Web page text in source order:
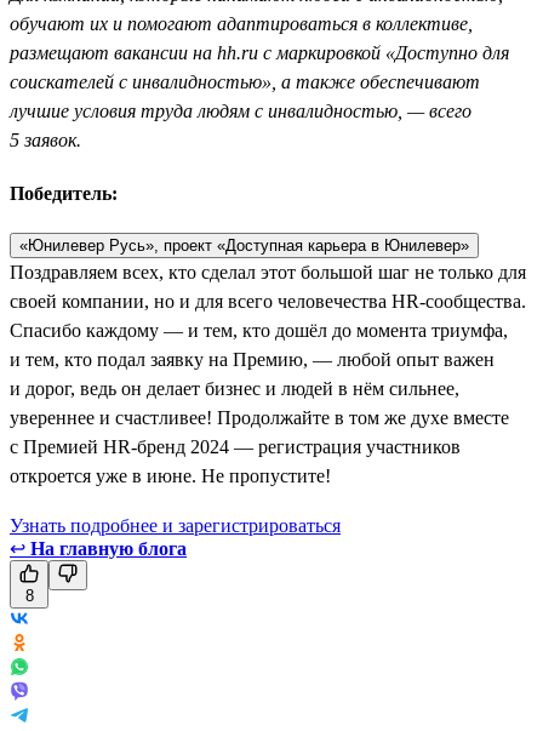
обучают их и помогают адаптироваться в коллективе,
размещают вакансии на hh.ru с маркировкой «Доступно для
соискателей с инвалидностью», а также обеспечивают
лучшие условия труда людям с инвалидностью, — всего
5 заявок.
Победитель:
«Юнилевер Русь», проект «Доступная карьера в Юнилевер»
Поздравляем всех, кто сделал этот большой шаг не только для
своей компании, но и для всего человечества HR-сообщества.
Спасибо каждому — и тем, кто дошёл до момента триумфа,
и тем, кто подал заявку на Премию, — любой опыт важен
и дорог, ведь он делает бизнес и людей в нём сильнее,
увереннее и счастливее! Продолжайте в том же духе вместе
с Премией HR-бренд 2024 — регистрация участников
откроется уже в июне. Не пропустите!
Узнать подробнее и зарегистрироваться
↩ На главную блога
8